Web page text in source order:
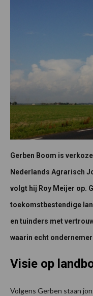
Gerben Boom is
Nederlands Agrarisch
volgt hij Roy Meijer op.
toekomstbestendige
en tuinders met
waarin echt
Visie op
Volgens Gerben staan